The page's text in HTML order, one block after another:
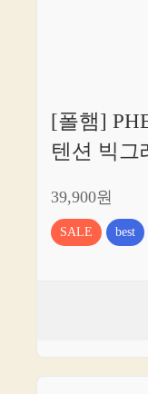
[폴햄]
텐션 빅그
39,900원
SALE best